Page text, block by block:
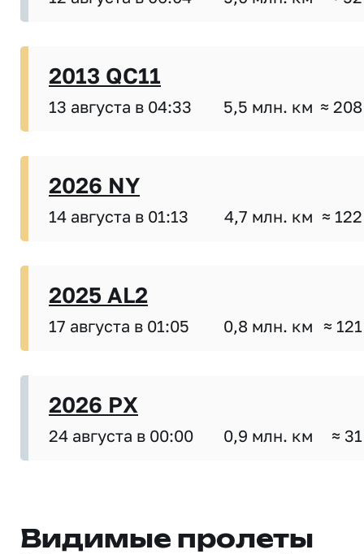
2013 QC11
13 августа в 04:33 5,5 млн. км ≈
2026 NY
14 августа в 01:13 4,7 млн. км ≈
2025 AL2
17 августа в 01:05 0,8 млн. км ≈
2026 PX
24 августа в 00:00 0,9 млн. км ≈
Видимые пролеты